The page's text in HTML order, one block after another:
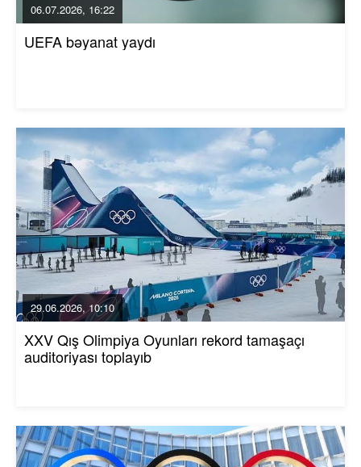
06.07.2026, 16:22
UEFA bəyanat yaydı
29.06.2026, 10:10
XXV Qış Olimpiya Oyunları rekord tamaşaçı
auditoriyası toplayıb